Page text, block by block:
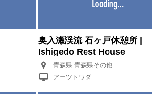
奥入瀬渓流 石ヶ戸休憩所 |
Ishigedo Rest House
青森県 青森県その他
アーツトワダ